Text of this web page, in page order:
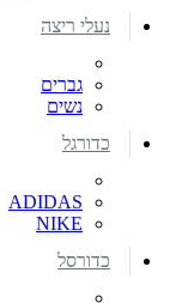
נעלי ריצה
גברים
נשים
כדורגל
ADIDAS
NIKE
כדורסל